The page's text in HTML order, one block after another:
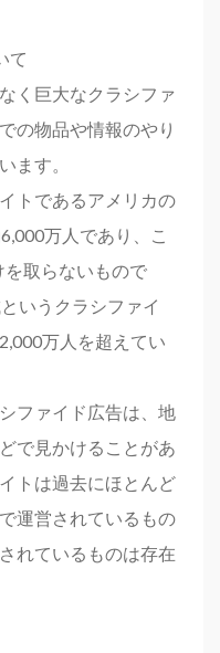
て
く巨大なクラシファ
の物品や情報のやり
ます。
トであるアメリカの
万人であり、こ
を取らないもので
いうクラシファイ
万人を超えてい
ファイド広告は、地
で見かけることがあ
トは過去にほとんど
運営されているもの
れているものは存在